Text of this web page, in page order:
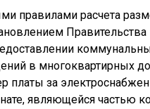
правилами расчета
в многоквартирных
платы за
являющейся частью